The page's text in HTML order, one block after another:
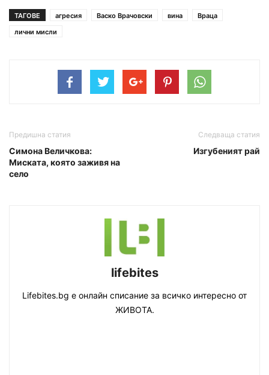
ТАГОВЕ агресия Васко Врачовски вина
Враца
лични мисли
Предишна статия
Симона Величкова:
Миската, която заживя на
село
Следваща статия
Изгубеният рай
lifebites
Lifebites.bg е онлайн списание за всичко интересно от
ЖИВОТА.